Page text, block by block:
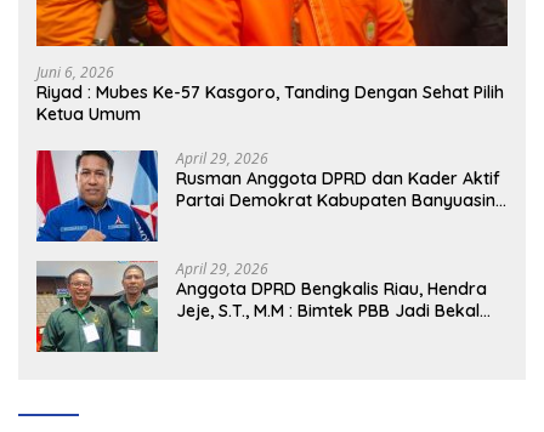
Juni 6, 2026
Riyad : Mubes Ke-57 Kasgoro, Tanding Dengan Sehat Pilih
Ketua Umum
April 29, 2026
Rusman Anggota DPRD dan Kader Aktif
Partai Demokrat Kabupaten Banyuasin
April 29, 2026
Anggota DPRD Bengkalis Riau, Hendra
Jeje, S.T., M.M : Bimtek PBB Jadi Bekal